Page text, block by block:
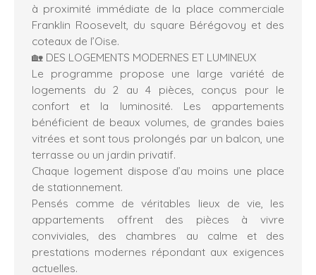
à proximité immédiate de la place commerciale
Franklin Roosevelt, du square Bérégovoy et des
coteaux de l’Oise.
🏡 DES LOGEMENTS MODERNES ET LUMINEUX
Le programme propose une large variété de
logements du 2 au 4 pièces, conçus pour le
confort et la luminosité. Les appartements
bénéficient de beaux volumes, de grandes baies
vitrées et sont tous prolongés par un balcon, une
terrasse ou un jardin privatif.
Chaque logement dispose d’au moins une place
de stationnement.
Pensés comme de véritables lieux de vie, les
appartements offrent des pièces à vivre
conviviales, des chambres au calme et des
prestations modernes répondant aux exigences
actuelles.